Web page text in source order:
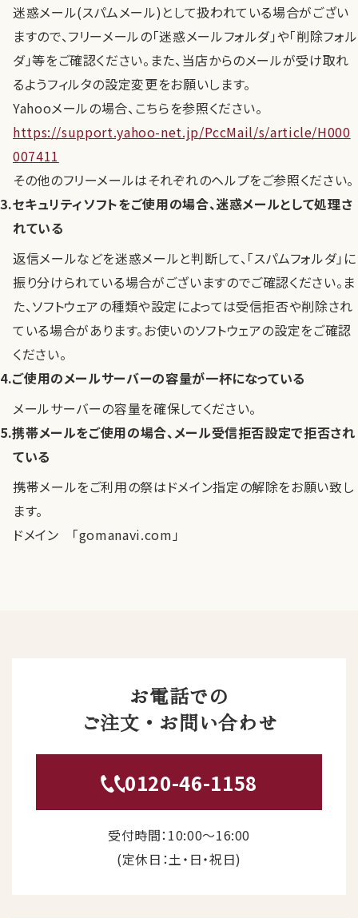
迷惑メール(スパムメール)として扱われている場合がござい
ますので、フリーメールの「迷惑メールフォルダ」や「削除フォル
ダ」等をご確認ください。また、当店からのメールが受け取れ
るようフィルタの設定変更をお願いします。
Yahooメールの場合、こちらを参照ください。
https://support.yahoo-net.jp/PccMail/s/article/H000
007411
その他のフリーメールはそれぞれのヘルプをご参照ください。
セキュリティソフトをご使用の場合、迷惑メールとして処理さ
れている
返信メールなどを迷惑メールと判断して、「スパムフォルダ」に
振り分けられている場合がございますのでご確認ください。ま
た、ソフトウェアの種類や設定によっては受信拒否や削除され
ている場合があります。お使いのソフトウェアの設定をご確認
ください。
ご使用のメールサーバーの容量が一杯になっている
メールサーバーの容量を確保してください。
携帯メールをご使用の場合、メール受信拒否設定で拒否され
ている
携帯メールをご利用の祭はドメイン指定の解除をお願い致し
ます。
ドメイン 「gomanavi.com」
お電話での
ご注文・お問い合わせ
0120-46-1158
受付時間：10:00〜16:00
(定休日：土・日・祝日)